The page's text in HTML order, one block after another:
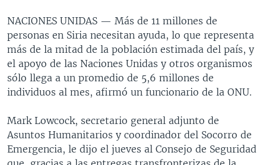
LAS CLAVES
PANORAMA
BUENOS DÍAS AMÉRICA
ESTADOS UNIDOS AL DÍA
EL MUNDO AL DÍA [RADIO]
FORO [RADIO]
NOTA ECONÓMICA
ENTRETENIMIENTO
Learning English
SÍGANOS
Idiomas
NACIONES UNIDAS — Más de 11 millones de
personas en Siria necesitan ayuda, lo que representa
más de la mitad de la población estimada del país, y
el apoyo de las Naciones Unidas y otros organismos
sólo llega a un promedio de 5,6 millones de
individuos al mes, afirmó un funcionario de la ONU.
Mark Lowcock, secretario general adjunto de
Asuntos Humanitarios y coordinador del Socorro de
Emergencia, le dijo el jueves al Consejo de Seguridad